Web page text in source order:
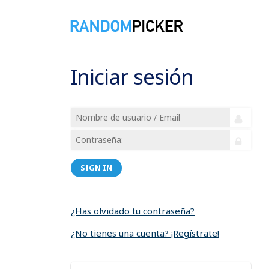
Iniciar sesión
SIGN IN
¿Has olvidado tu contraseña?
¿No tienes una cuenta? ¡Regístrate!